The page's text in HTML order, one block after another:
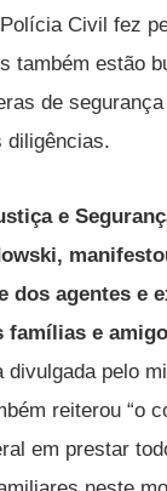
Civil fez
também estão
de
diligências.
e
dos agentes e
famílias e
divulgada pelo
reiterou “o
em prestar